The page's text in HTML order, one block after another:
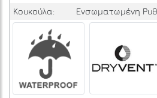
Κουκούλα:
Ενσωματωμένη